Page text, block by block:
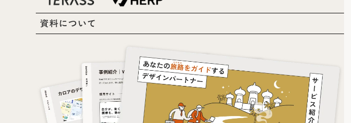
資料について